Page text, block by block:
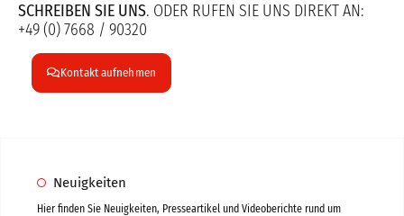
SCHREIBEN SIE UNS. ODER RUFEN SIE UNS DIREKT AN:
+49 (0) 7668 / 90320
Kontakt aufnehmen
Neuigkeiten
Hier finden Sie Neuigkeiten, Presseartikel und Videoberichte rund um